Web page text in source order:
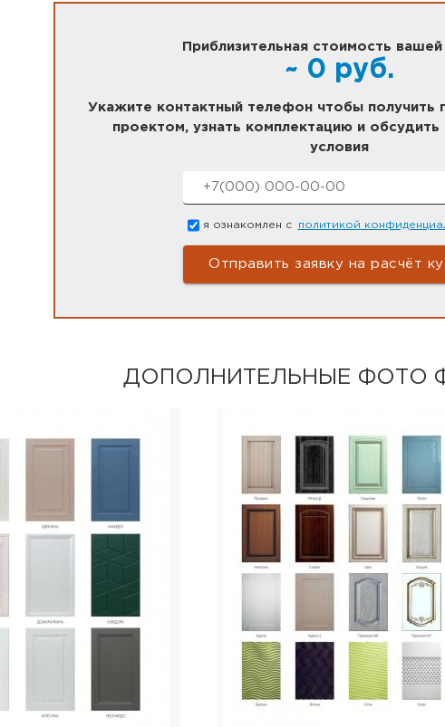
Приблизительная стоимость вашей
~ 0 руб.
Укажите контактный телефон чтобы получить
проектом, узнать комплектацию и обсудить
условия
Номер телефона*
Согласие*
я ознакомлен с политикой
ДОПОЛНИТЕЛЬНЫЕ ФОТО